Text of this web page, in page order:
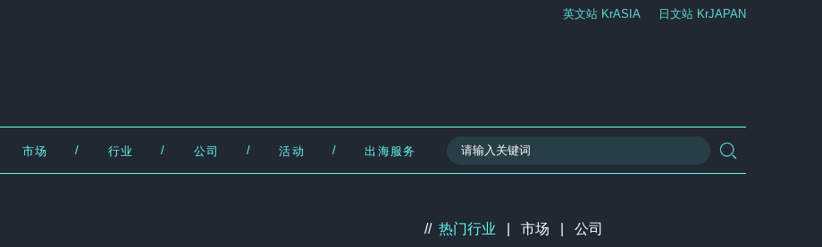
英文站 KrASIA 日文站 KrJAPAN
市场 / 行业 / 公司 / 活动 / 出海服务
// 热门行业 市场 公司